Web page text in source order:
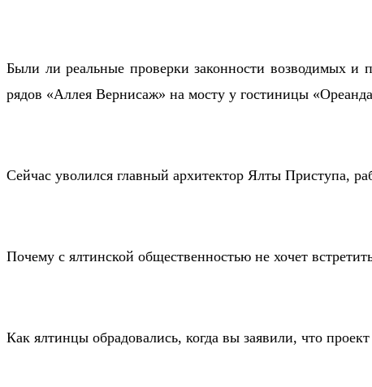
Были ли реальные проверки законности возводимых и
рядов «Аллея Вернисаж» на мосту у гостиницы
Сейчас уволился главный архитектор Ялты Приступа,
Почему с ялтинской общественностью не хочет
Как ялтинцы обрадовались, когда вы заявили, что